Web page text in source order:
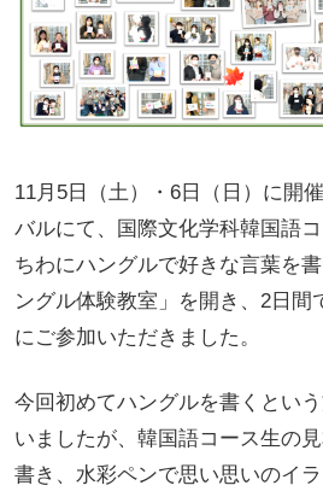
11月5日（土）・6日（日）に開
バルにて、国際文化学科韓国語
ちわにハングルで好きな言葉を
ングル体験教室」を開き、2日間
にご参加いただきました。
今回初めてハングルを書くとい
いましたが、韓国語コース生の
書き、水彩ペンで思い思いのイラ